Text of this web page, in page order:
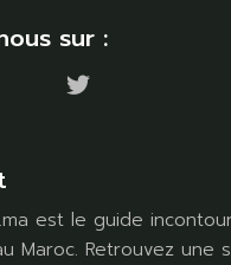
sur :
est le guide
Maroc. Retrouvez une